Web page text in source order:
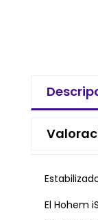
El Hohem